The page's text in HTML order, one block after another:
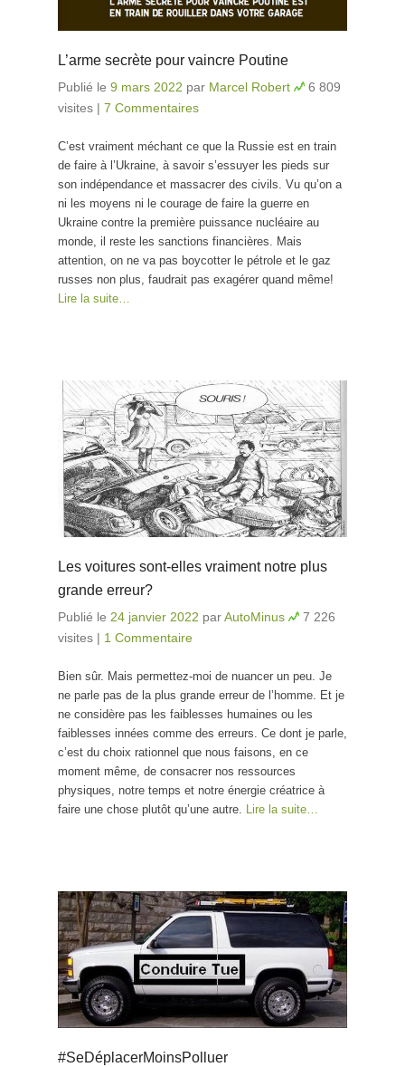
L’arme secrète pour vaincre Poutine
Publié le 9 mars 2022 par Marcel Robert
6 809
visites | 7 Commentaires
C’est vraiment méchant ce que la Russie est en train
de faire à l’Ukraine, à savoir s’essuyer les pieds sur
son indépendance et massacrer des civils. Vu qu’on a
ni les moyens ni le courage de faire la guerre en
Ukraine contre la première puissance nucléaire au
monde, il reste les sanctions financières. Mais
attention, on ne va pas boycotter le pétrole et le gaz
russes non plus, faudrait pas exagérer quand même!
Lire la suite…
Les voitures sont-elles vraiment notre plus
grande erreur?
Publié le 24 janvier 2022 parAutoMinus
7 226
visites | 1 Commentaire
Bien sûr. Mais permettez-moi de nuancer un peu. Je
ne parle pas de la plus grande erreur de l’homme. Et je
ne considère pas les faiblesses humaines ou les
faiblesses innées comme des erreurs. Ce dont je parle,
c’est du choix rationnel que nous faisons, en ce
moment même, de consacrer nos ressources
physiques, notre temps et notre énergie créatrice à
faire une chose plutôt qu’une autre. Lire la suite…
#SeDéplacerMoinsPolluer